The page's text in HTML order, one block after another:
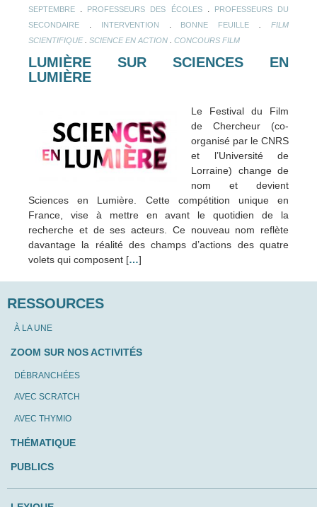
SEPTEMBRE
PROFESSEURS DES ÉCOLES.
PROFESSEURS DU
SECONDAIRE
INTERVENTION BONNE FEUILLE .FILM
SCIENTIFIQUE. SCIENCE EN ACTION CONCOURS FILM
LUMIÈRE SUR SCIENCES EN
LUMIÈRE
Le Festival du Film
de Chercheur (co-
organisé par le CNRS
et l’Université de
Lorraine) change de
nom et devient
Sciences en Lumière. Cette compétition unique en
France, vise à mettre en avant le quotidien de la
recherche et de ses acteurs. Ce nouveau nom reflète
davantage la réalité des champs d’actions des quatre
volets qui composent […]
RESSOURCES
À LA UNE
ZOOM SUR NOS ACTIVITÉS
DÉBRANCHÉES
AVEC SCRATCH
AVEC THYMIO
THÉMATIQUE
PUBLICS